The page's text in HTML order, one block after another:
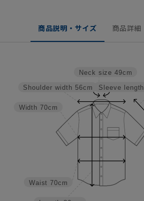
商品説明・サイズ 商品詳細
Sleeve length
Neck size 49cm
Waist 70cm
Width 70cm
Shoulder width 56cm